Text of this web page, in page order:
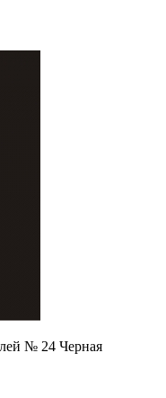
№ 24 Черная